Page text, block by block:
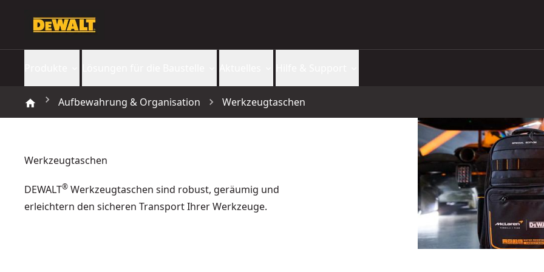
Aufbewahrung & Organisation Werkzeugtaschen
Werkzeugtaschen
DEWALT® Werkzeugtaschen sind robust, geräumig und
erleichtern den sicheren Transport Ihrer Werkzeuge.